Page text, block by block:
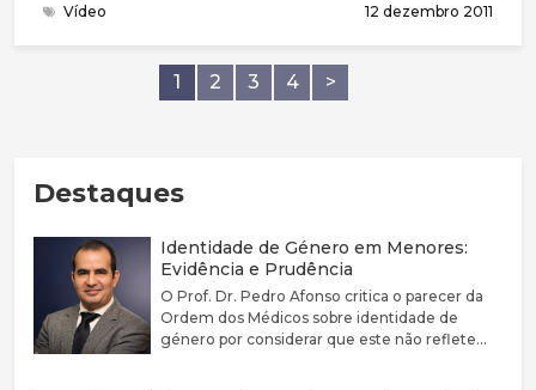
Vídeo 12 dezembro 2011
1 2 3 4 >
Destaques
Identidade de Género em Menores:
Evidência e Prudência
O Prof. Dr. Pedro Afonso critica o parecer da
Ordem dos Médicos sobre identidade de
género por considerar que este não reflete